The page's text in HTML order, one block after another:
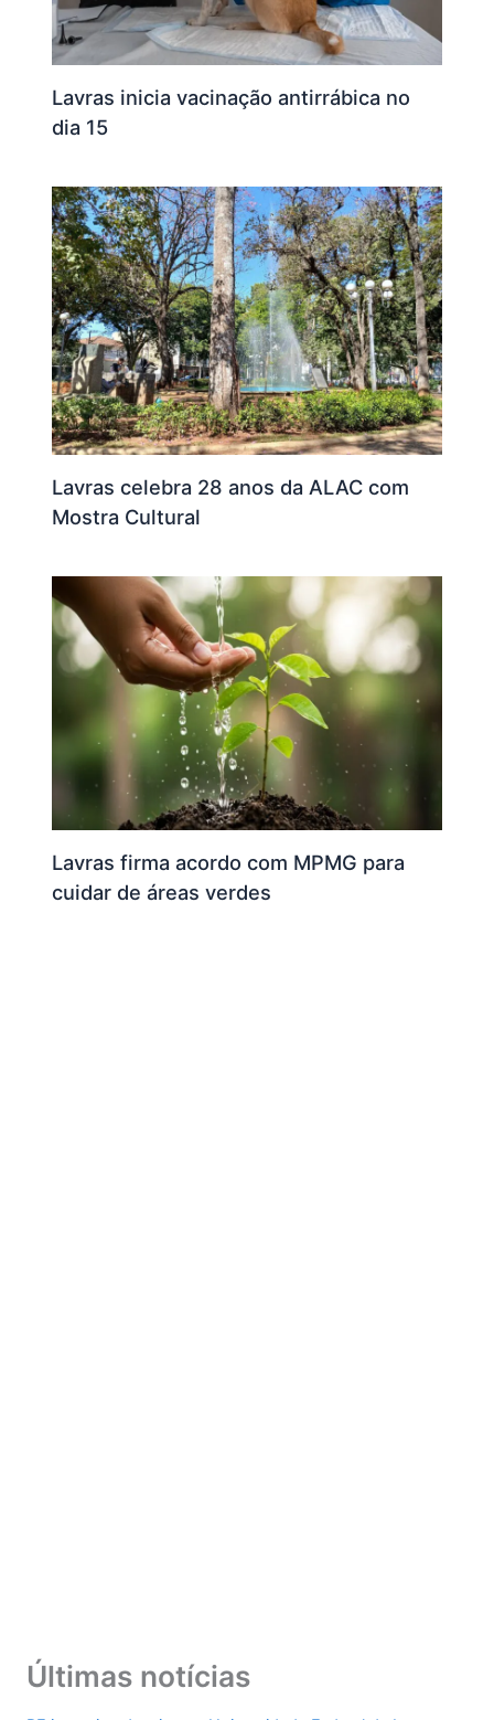
Lavras inicia vacinação antirrábica no
dia 15
Lavras celebra 28 anos da ALAC com
Mostra Cultural
Lavras firma acordo com MPMG para
cuidar de áreas verdes
Últimas notícias